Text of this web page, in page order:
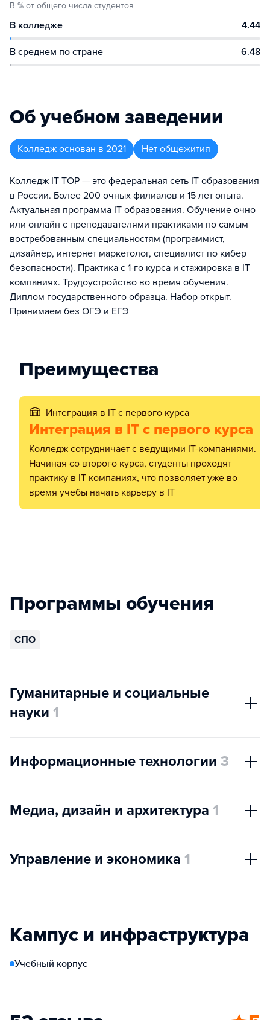
В % от общего числа студентов
В колледже 4.44
В среднем по стране 6.48
Об учебном заведении
Колледж основан в 2021 Нет общежития
Колледж IT TOP — это федеральная сеть IT образования
в России. Более 200 очных филиалов и 15 лет опыта.
Актуальная программа IT образования. Обучение очно
или онлайн с преподавателями практиками по самым
востребованным специальностям (программист,
дизайнер, интернет маркетолог, специалист по кибер
безопасности). Практика с 1-го курса и стажировка в IT
компаниях. Трудоустройство во время обучения.
Диплом государственного образца. Набор открыт.
Принимаем без ОГЭ и ЕГЭ
Преимущества
Интеграция в IT c первого курса
Интеграция в IT c первого курса
Колледж сотрудничает с ведущими IT-компаниями.
Начиная со второго курса, студенты проходят
практику в IT компаниях, что позволяет уже во
время учебы начать карьеру в IT
Программы обучения
СПО
Гуманитарные и социальные
науки 1
Информационные технологии 3
Медиа, дизайн и архитектура 1
Управление и экономика 1
Кампус и инфраструктура
Учебный корпус